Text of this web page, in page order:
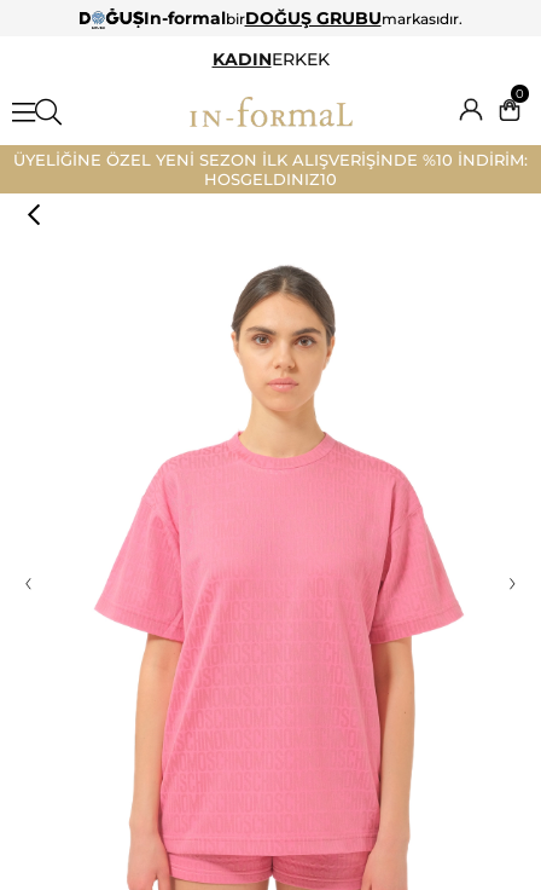
In-formalbirDOĞUŞ GRUBUmarkasıdır.
KADINERKEK
0
ÜYELİĞİNE ÖZEL YENİ SEZON İLK ALIŞVERİŞİNDE %10 İNDİRİM:
HOSGELDINIZ10
‹ ›